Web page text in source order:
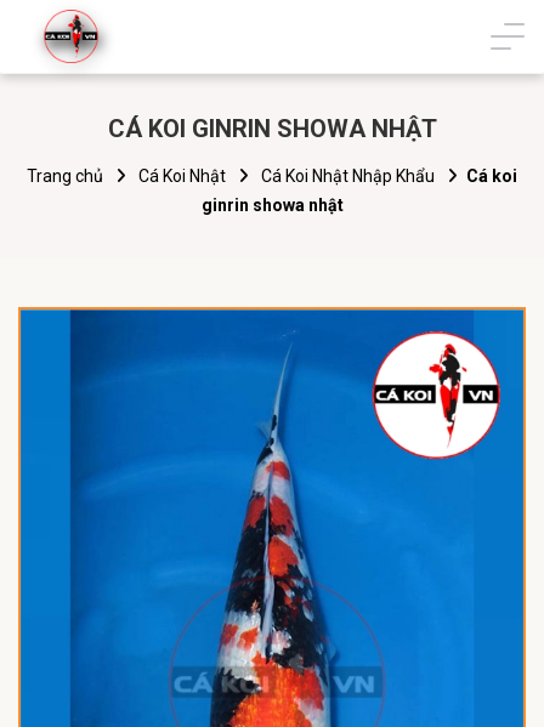
CÁ KOI GINRIN SHOWA NHẬT
Trang chủ Cá Koi Nhật Cá Koi Nhật Nhập Khẩu
Cá koi
ginrin showa nhật